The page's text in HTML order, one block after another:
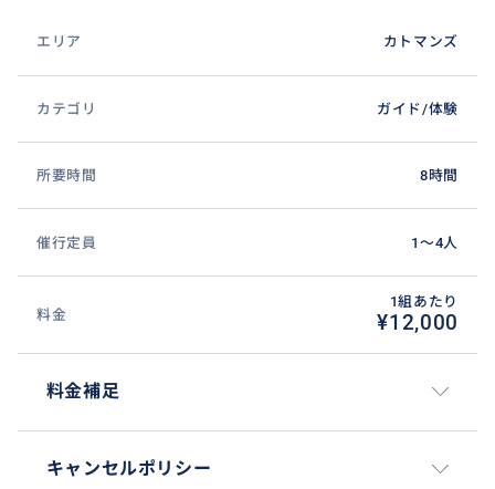
一緒に新しい人生経験となる旅をしましょう！
＊＊＊＊＊＊＊＊＊＊＊＊＊＊＊＊＊
フリープランです！行ってみたい場所、やってみたいこ
う！
【旅のお時間】
【日時】
エリア カトマンズ
カテゴリ ガイド/体験
所要時間 8時間
催行定員 1〜4人
料金
1組あたり
¥12,000
料金補足
キャンセルポリシー